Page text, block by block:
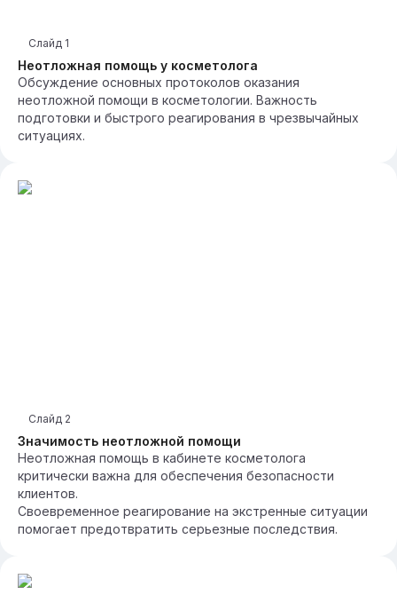
Неотложная помощь у косметолога
Слайд 1
Обсуждение основных протоколов оказания
неотложной помощи в косметологии. Важность
подготовки и быстрого реагирования в чрезвычайных
ситуациях.
Значимость неотложной помощи
Слайд 2
Неотложная помощь в кабинете косметолога
критически важна для обеспечения безопасности
клиентов.
Своевременное реагирование на экстренные ситуации
помогает предотвратить серьезные последствия.